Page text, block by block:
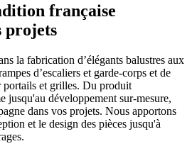
française
projets
la fabrication d’élégants balustres aux
d’escaliers et garde-corps et de
portails et grilles. Du produit
jusqu'au développement sur-mesure,
dans vos projets. Nous apportons
et le design des pièces jusqu'à